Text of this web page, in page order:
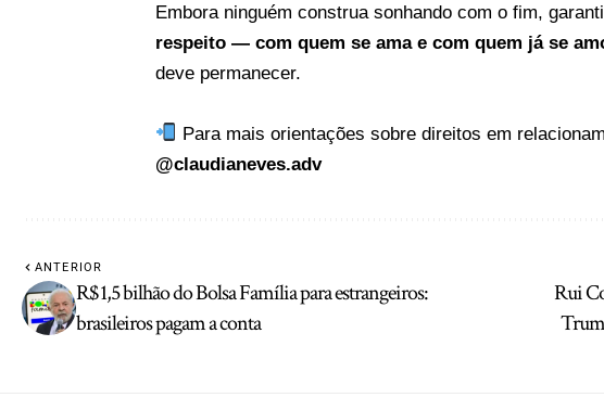
Embora ninguém construa sonhando com o fim,
respeito — com quem se ama e com quem já se
deve permanecer.
Para mais orientações sobre direitos em
@claudianeves.adv
ANTERIOR
R$ 1,5 bilhão do Bolsa Família para estrangeiros:
brasileiros pagam a conta
Rui